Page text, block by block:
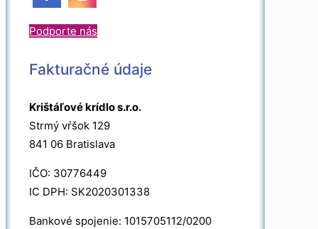
Podporte nás
Fakturačné údaje
Krištáľové krídlo s.r.o.
Strmý vŕšok 129
841 06 Bratislava
IČO: 30776449
IC DPH: SK2020301338
Bankové spojenie: 1015705112/0200